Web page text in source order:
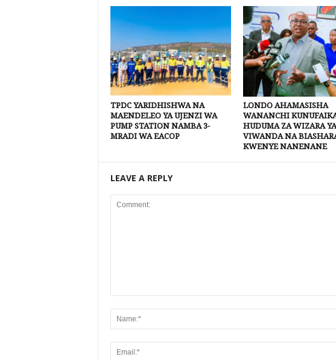
TPDC YARIDHISHWA NA
MAENDELEO YA UJENZI WA
PUMP STATION NAMBA 3-
MRADI WA EACOP
LONDO AHAMASISHA
WANANCHI
HUDUMA ZA WIZARA YA
VIWANDA NA
KWENYE NANENANE
LEAVE A REPLY